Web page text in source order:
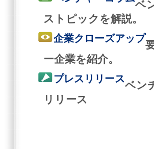
ベ
ストピックを解説。
企業クローズアップ
ー企業を紹介。
プレスリリース
ベン
リリース